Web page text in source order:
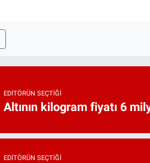
EDITÖRÜN SEÇTIĞI
Altının kilogram fiyatı 6
EDITÖRÜN SEÇTIĞI